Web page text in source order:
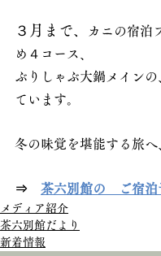
３月まで、
カニの宿泊
め４コース、
ぶりしゃぶ大鍋メイン
ています。
冬の味覚を堪能する旅へ
⇒ 茶六別館の　ご宿
メディア紹介
茶六別館だより
新着情報